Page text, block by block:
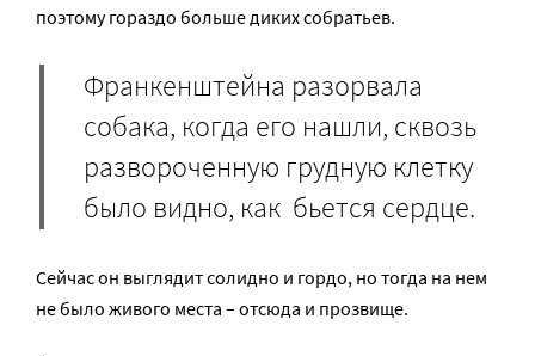
поэтому гораздо больше диких собратьев.
Франкенштейна разорвала
собака, когда его нашли, сквозь
развороченную грудную клетку
было видно, как бьется сердце.
Сейчас он выглядит солидно и гордо, но тогда на нем
не было живого места – отсюда и прозвище.